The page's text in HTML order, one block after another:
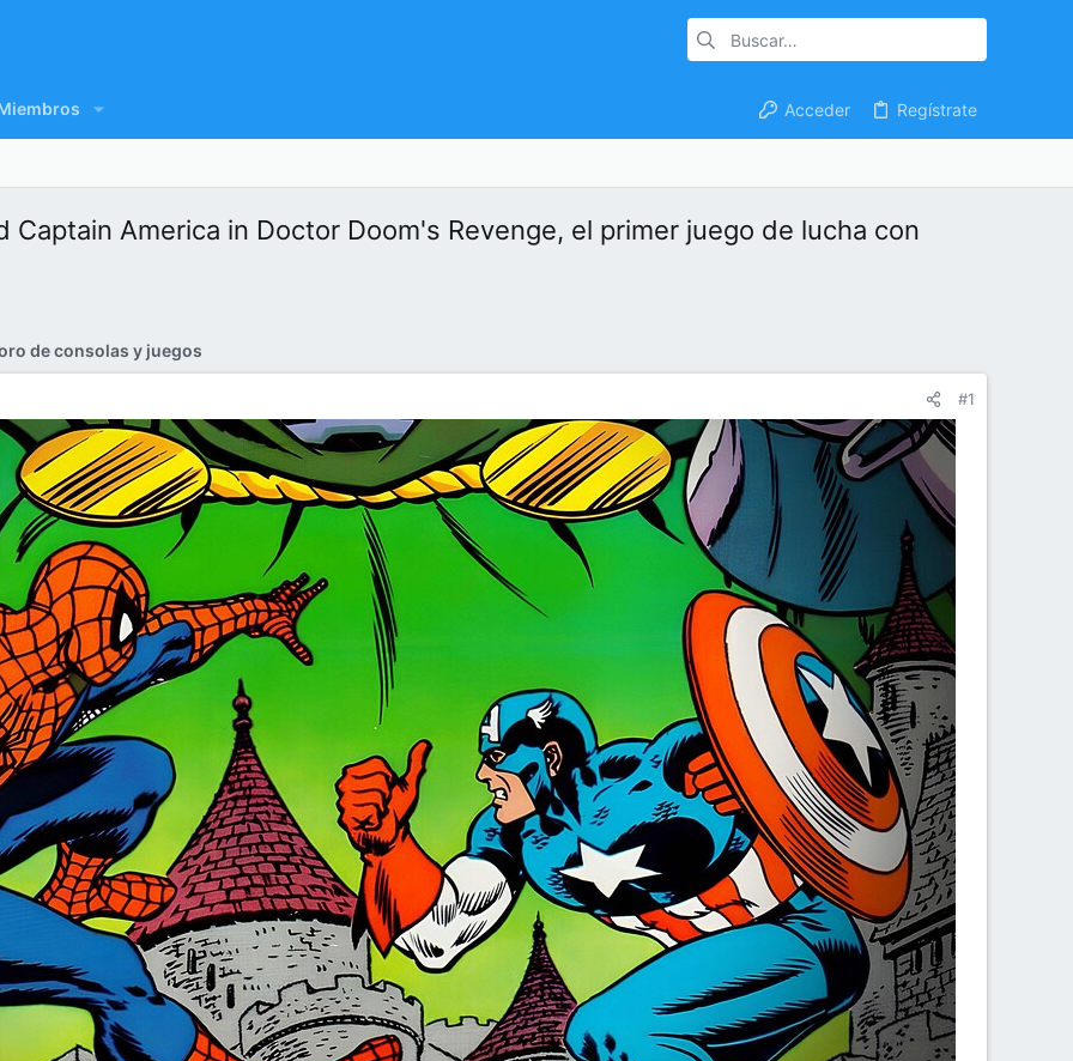
Acceder Regístrate
Captain America in Doctor Doom's Revenge, el primer juego de lucha con
de consolas y juegos
#1